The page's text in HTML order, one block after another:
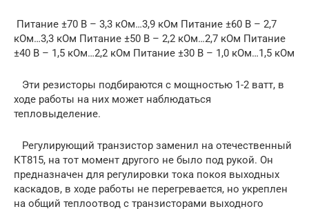
Питание ±70 В – 3,3 кОм…3,9 кОм Питание ±60 В – 2,7
кОм…3,3 кОм Питание ±50 В – 2,2 кОм…2,7 кОм Питание
±40 В – 1,5 кОм…2,2 кОм Питание ±30 В – 1,0 кОм…1,5 кОм
Эти резисторы подбираются с мощностью 1-2 ватт, в
ходе работы на них может наблюдаться
тепловыделение.
Регулирующий транзистор заменил на отечественный
КТ815, на тот момент другого не было под рукой. Он
предназначен для регулировки тока покоя выходных
каскадов, в ходе работы не перегревается, но укреплен
на общий теплоотвод с транзисторами выходного